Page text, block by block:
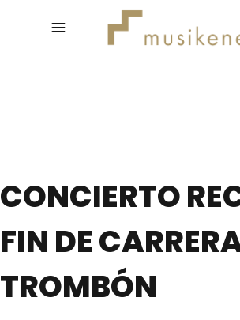
CONCIERTO
FIN DE
TROMBÓN